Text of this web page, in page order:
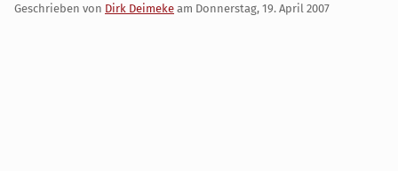
Geschrieben von Dirk Deimeke am Donnerstag, 19. April 2007